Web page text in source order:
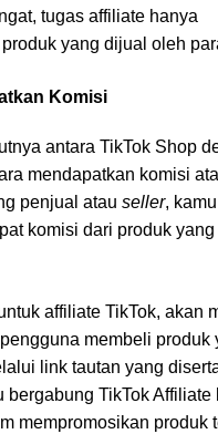
tugas affiliate hanya
yang dijual oleh
Komisi
antara TikTok Shop
mendapatkan komisi
penjual atau seller,
komisi dari produk
affiliate TikTok, akan
membeli produk
link tautan yang
bergabung TikTok Affiliate
mempromosikan produk